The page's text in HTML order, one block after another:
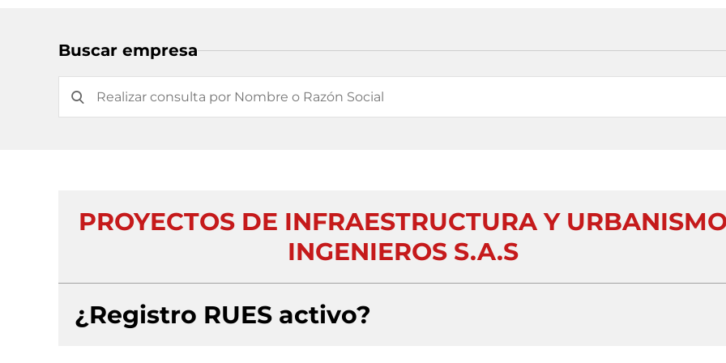
Buscar empresa
PROYECTOS DE INFRAESTRUCTURA Y
INGENIEROS S.A.S
¿Registro RUES activo?